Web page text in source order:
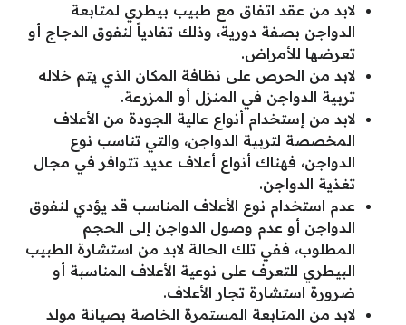
لابد من عقد اتفاق مع طبيب بيطري لمتابعة
الدواجن بصفة دورية، وذلك تفادياً لنفوق الدجاج أو
تعرضها للأمراض.
لابد من الحرص على نظافة المكان الذي يتم خلاله
تربية الدواجن في المنزل أو المزرعة.
لابد من إستخدام أنواع عالية الجودة من الأعلاف
المخصصة لتربية الدواجن، والتي تناسب نوع
الدواجن، فهناك أنواع أعلاف عديد تتوافر في مجال
تغذية الدواجن.
عدم استخدام نوع الأعلاف المناسب قد يؤدي لنفوق
الدواجن أو عدم وصول الدواجن إلى الحجم
المطلوب، ففي تلك الحالة لابد من استشارة الطبيب
البيطري للتعرف على نوعية الأعلاف المناسبة أو
ضرورة استشارة تجار الأعلاف.
لابد من المتابعة المستمرة الخاصة بصيانة مولد